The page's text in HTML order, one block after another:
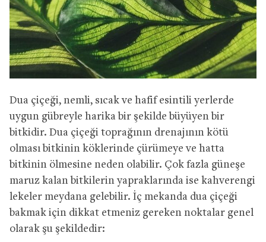
Dua çiçeği, nemli, sıcak ve hafif esintili yerlerde
uygun gübreyle harika bir şekilde büyüyen bir
bitkidir. Dua çiçeği toprağının drenajının kötü
olması bitkinin köklerinde çürümeye ve hatta
bitkinin ölmesine neden olabilir. Çok fazla güneşe
maruz kalan bitkilerin yapraklarında ise kahverengi
lekeler meydana gelebilir. İç mekanda dua çiçeği
bakmak için dikkat etmeniz gereken noktalar genel
olarak şu şekildedir: